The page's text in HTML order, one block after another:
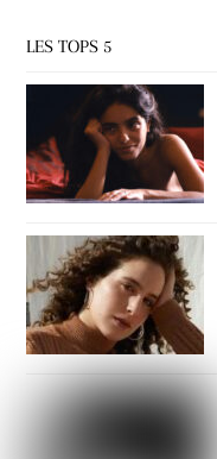
LES TOPS 5